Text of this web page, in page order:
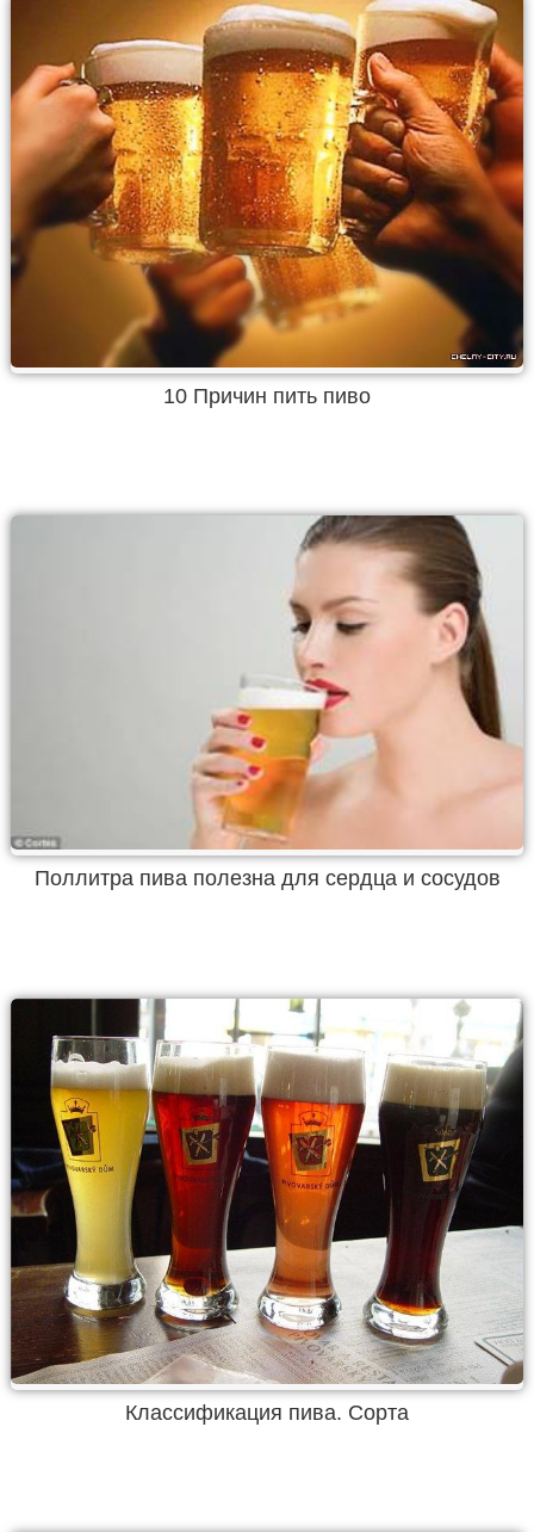
10 Причин пить пиво
Поллитра пива полезна для сердца и сосудов
Классификация пива. Сорта